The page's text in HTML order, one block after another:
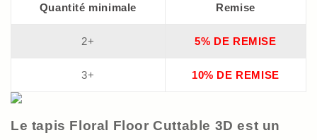
Quantité minimale Remise
2+ 5% DE REMISE
3+ 10% DE REMISE
Le tapis Floral Floor Cuttable 3D est un